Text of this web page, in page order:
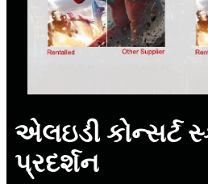
એલઇડી કોન્સર્ટ
પ્રદર્શન